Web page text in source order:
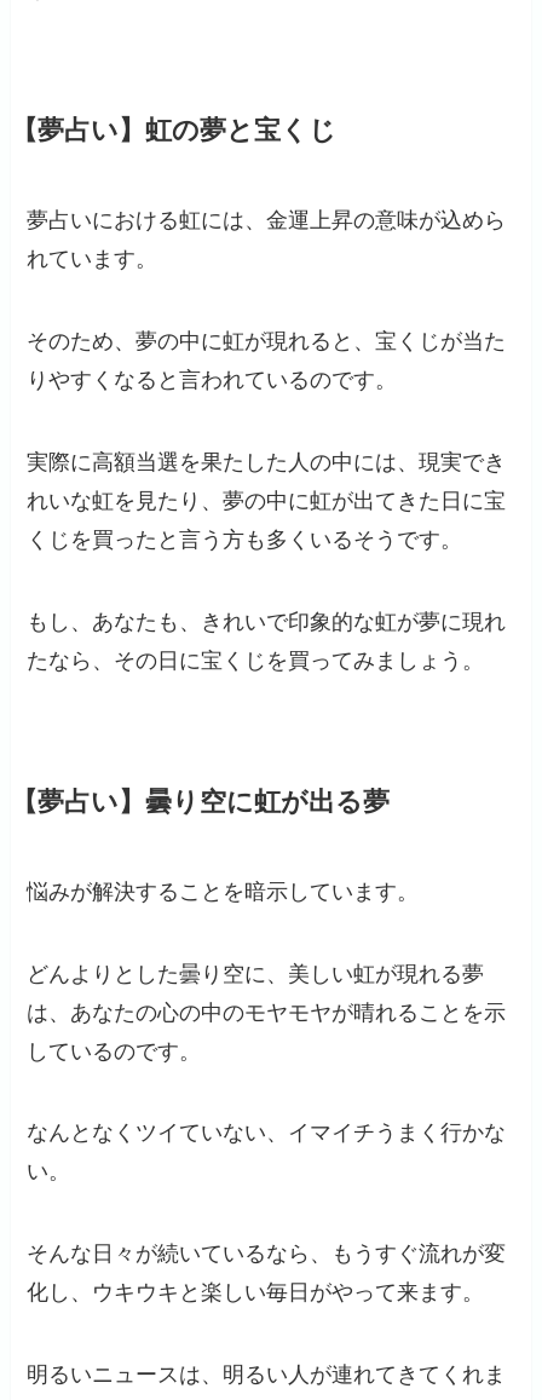
【夢占い】虹の夢と宝くじ
夢占いにおける虹には、金運上昇の意味が込めら
れています。
そのため、夢の中に虹が現れると、宝くじが当た
りやすくなると言われているのです。
実際に高額当選を果たした人の中には、現実でき
れいな虹を見たり、夢の中に虹が出てきた日に宝
くじを買ったと言う方も多くいるそうです。
もし、あなたも、きれいで印象的な虹が夢に現れ
たなら、その日に宝くじを買ってみましょう。
【夢占い】曇り空に虹が出る夢
悩みが解決することを暗示しています。
どんよりとした曇り空に、美しい虹が現れる夢
は、あなたの心の中のモヤモヤが晴れることを示
しているのです。
なんとなくツイていない、イマイチうまく行かな
い。
そんな日々が続いているなら、もうすぐ流れが変
化し、ウキウキと楽しい毎日がやって来ます。
明るいニュースは、明るい人が連れてきてくれま